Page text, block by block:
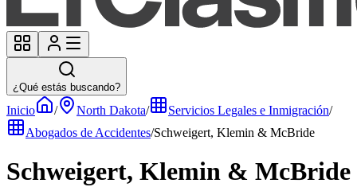
¿Qué estás buscando?
Inicio / North Dakota/ Servicios Legales e Inmigración/
Abogados de Accidentes/Schweigert, Klemin & McBride
Schweigert, Klemin & McBride